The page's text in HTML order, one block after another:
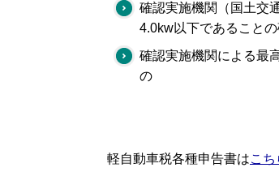
確認実施機関（国土交
4.0kw以下であること
確認実施機関による最
の
軽自動車税各種申告書はこち